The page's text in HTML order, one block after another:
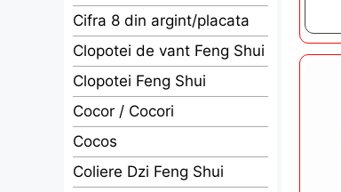
Cifra 8 din argint/placata
Clopotei de vant Feng Shui
Clopotei Feng Shui
Cocor / Cocori
Cocos
Coliere Dzi Feng Shui